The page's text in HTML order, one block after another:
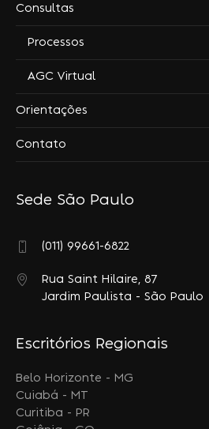
Consultas
Processos
AGC Virtual
Orientações
Contato
Sede São Paulo
(011) 99661-6822
Rua Saint Hilaire, 87
Jardim Paulista - São Paulo
Escritórios Regionais
Belo Horizonte - MG
Cuiabá - MT
Curitiba - PR